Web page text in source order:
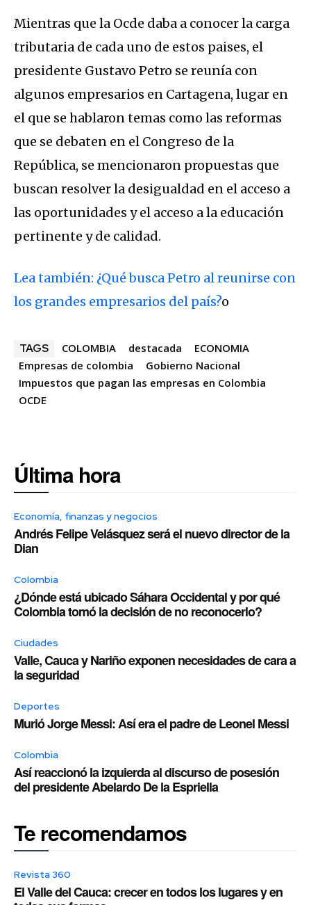
Mientras que la Ocde daba a conocer la carga
tributaria de cada uno de estos paises, el
presidente Gustavo Petro se reunía con
algunos empresarios en Cartagena, lugar en
el que se hablaron temas como las reformas
que se debaten en el Congreso de la
República, se mencionaron propuestas que
buscan resolver la desigualdad en el acceso a
las oportunidades y el acceso a la educación
pertinente y de calidad.
Lea también: ¿Qué busca Petro al reunirse con
los grandes empresarios del país?o
TAGS COLOMBIA destacada
ECONOMIA
Empresas de colombia
Gobierno Nacional
Impuestos que pagan las empresas en Colombia
OCDE
Última hora
Economía, finanzas y negocios
Andrés Felipe Velásquez será el nuevo director de la
Dian
Colombia
¿Dónde está ubicado Sáhara Occidental y por qué
Colombia tomó la decisión de no reconocerlo?
Ciudades
Valle, Cauca y Nariño exponen necesidades de cara a
la seguridad
Deportes
Murió Jorge Messi: Así era el padre de Leonel Messi
Colombia
Así reaccionó la izquierda al discurso de posesión
del presidente Abelardo De la Espriella
Te recomendamos
Revista 360
El Valle del Cauca: crecer en todos los lugares y en